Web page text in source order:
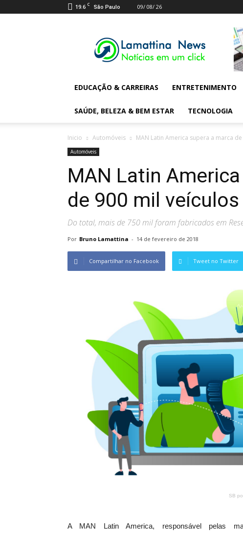
19.6 C São Paulo 09/ 08/ 26
Digital
News
EDUCAÇÃO & CARREIRAS ENTRETENIMENTO
SAÚDE, BELEZA & BEM ESTAR TECNOLOGIA
Inicio Automóveis MAN Latin America supera a marca
Automóveis
MAN Latin
de 900 mil
Do total, mais de 750 mil foram fabricados em
Por Bruno Lamattina - 14 de fevereiro de 2018
Compartilhar no Facebook Tweet no Twitter
SB
A MAN Latin America, responsável pelas